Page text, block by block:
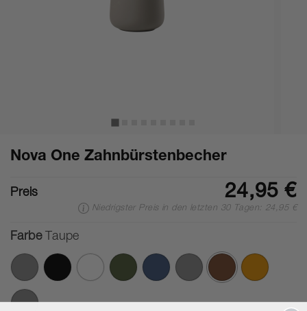
Nova One Zahnbürstenbecher
Preis 24,95 €
Niedrigster Preis in den letzten 30 Tagen: 24,95 €
Farbe Taupe
Ausgewählte